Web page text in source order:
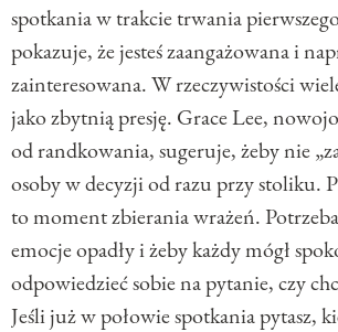
spotkania w trakcie trwania
pokazuje, że jesteś zaangażowana i
zainteresowana. W rzeczywistości
jako zbytnią presję. Grace Lee,
od randkowania, sugeruje, żeby nie
osoby w decyzji od razu przy stoliku.
to moment zbierania wrażeń.
emocje opadły i żeby każdy mógł
odpowiedzieć sobie na pytanie, czy
Jeśli już w połowie spotkania pytasz,